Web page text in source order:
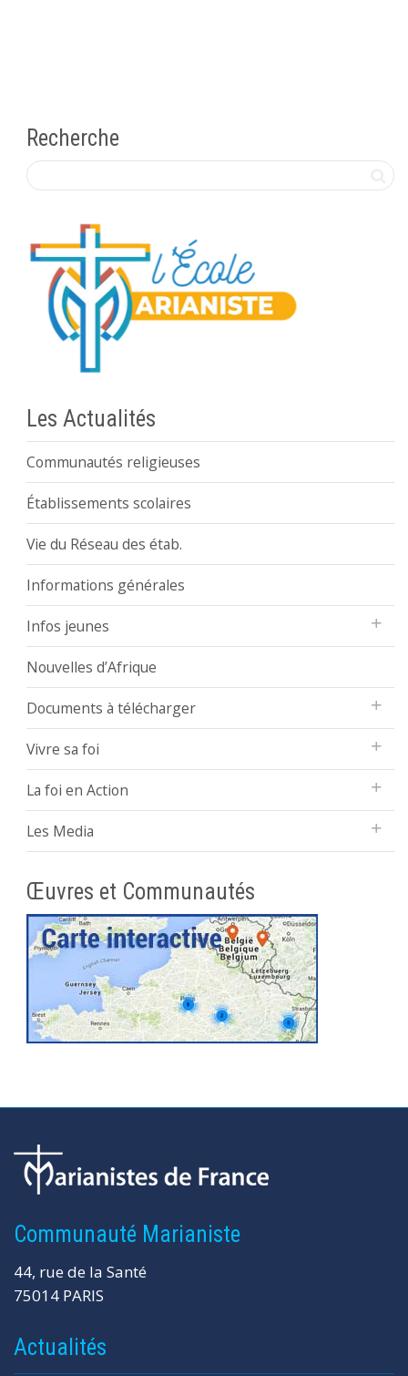
Recherche
Les Actualités
Communautés religieuses
Établissements scolaires
Vie du Réseau des étab.
Informations générales
Infos jeunes
Nouvelles d’Afrique
Documents à télécharger
Vivre sa foi
La foi en Action
Les Media
Œuvres et Communautés
Communauté Marianiste
44, rue de la Santé
75014 PARIS
Actualités